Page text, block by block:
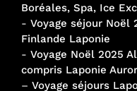
Boréales, Spa, Ice
- Voyage séjour
Finlande Laponie
- Voyage Noël 2025
compris Laponie
– Voyage séjours